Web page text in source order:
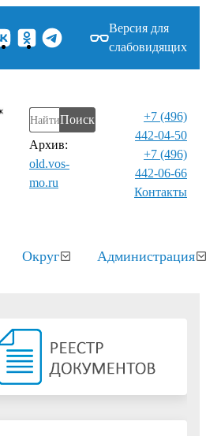
Версия для
слабовидящих
Поиск
Архив:
old.vos-
mo.ru
+7 (496)
442-04-50
+7 (496)
442-06-66
Контакты⁠
Округ Администрация